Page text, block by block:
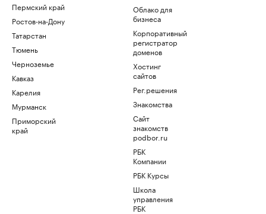
Пермский край
Ростов-на-Дону
Татарстан
Тюмень
Черноземье
Кавказ
Карелия
Мурманск
Приморский
край
Облако для
бизнеса
Корпоративный
регистратор
доменов
Хостинг
сайтов
Рег.решения
Знакомства
Сайт
знакомств
podbor.ru
РБК
Компании
РБК Курсы
Школа
управления
РБК